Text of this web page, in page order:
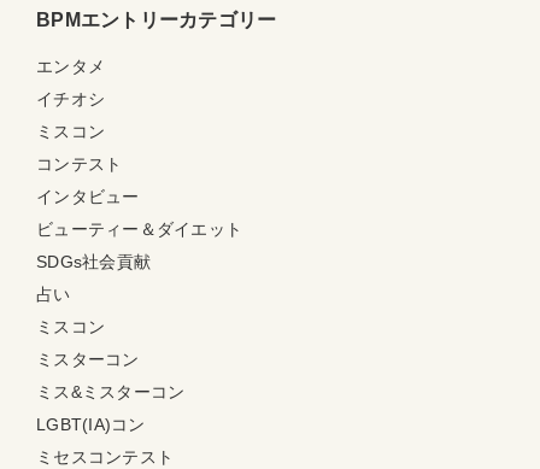
BPMエントリーカテゴリー
エンタメ
イチオシ
ミスコン
コンテスト
インタビュー
ビューティー＆ダイエット
SDGs社会貢献
占い
ミスコン
ミスターコン
ミス&ミスターコン
LGBT(IA)コン
ミセスコンテスト